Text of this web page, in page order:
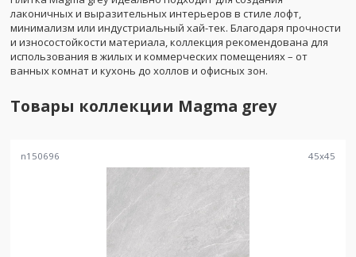
лаконичных и выразительных интерьеров в стиле лофт,
минимализм или индустриальный хай-тек. Благодаря прочности
и износостойкости материала, коллекция рекомендована для
использования в жилых и коммерческих помещениях – от
ванных комнат и кухонь до холлов и офисных зон.
Товары коллекции Magma grey
n150696 45x45